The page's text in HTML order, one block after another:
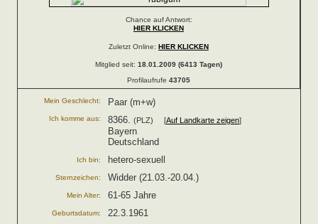
Chance auf Antwort:
HIER KLICKEN
Zuletzt Online: HIER KLICKEN
Mitglied seit: 18.01.2009 (6413 Tagen)
Profilaufrufe 43705
Mein Geschlecht: Paar (m+w)
Ich komme aus: 8366. (PLZ) [Auf Landkarte zeigen]
Bayern
Deutschland
Ich bin: hetero-sexuell
Sternzeichen: Widder (21.03.-20.04.)
Mein Alter: 61-65 Jahre
Geburtsdatum: 22.3.1961